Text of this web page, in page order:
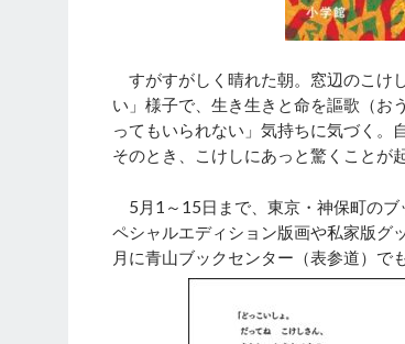
すがすがしく晴れた朝。窓辺のこけ
い」様子で、生き生きと命を謳歌（お
ってもいられない」気持ちに気づく。
そのとき、こけしにあっと驚くことが
5月1～15日まで、東京・神保町のブ
ペシャルエディション版画や私家版グ
月に青山ブックセンター（表参道）で